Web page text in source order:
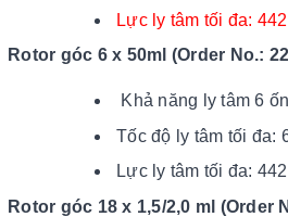
Lực ly tâm tối đa:
Rotor góc 6 x 50ml (Order No.:
Khả năng ly tâm 6
Tốc độ ly tâm tối đa:
Lực ly tâm tối đa:
Rotor góc 18 x 1,5/2,0 ml (Order